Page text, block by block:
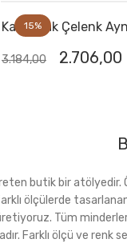
15%
Kare Teak Çelenk
3.184,00 2.706,00
butik bir atölyedir.
ölçülerde
Tüm
Farklı ölçü ve renk